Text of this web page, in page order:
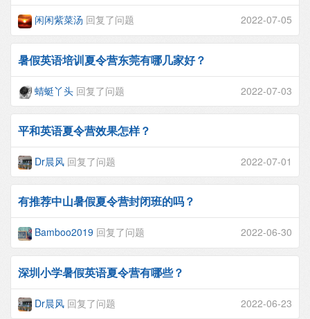
闲闲紫菜汤 回复了问题 2022-07-05
暑假英语培训夏令营东莞有哪几家好？
蜻蜓丫头 回复了问题 2022-07-03
平和英语夏令营效果怎样？
Dr晨风 回复了问题 2022-07-01
有推荐中山暑假夏令营封闭班的吗？
Bamboo2019 回复了问题 2022-06-30
深圳小学暑假英语夏令营有哪些？
Dr晨风 回复了问题 2022-06-23